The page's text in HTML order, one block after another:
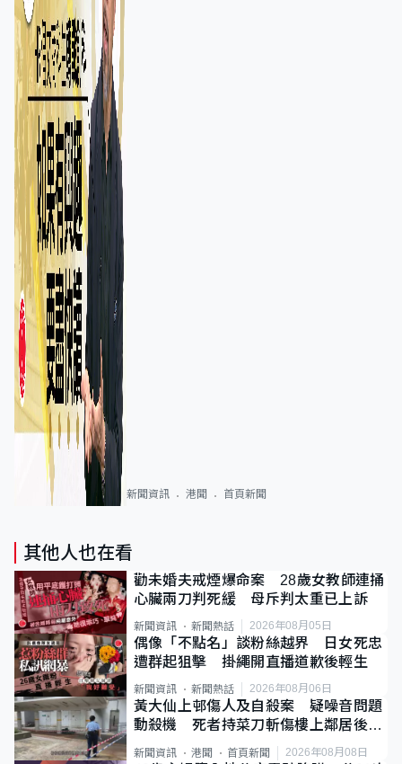
新聞資訊 港聞 首頁新聞
其他人也在看
勸未婚夫戒煙爆命案 28歲女教師連捅
心臟兩刀判死緩 母斥判太重已上訴
新聞資訊 新聞熱話 2026年08月05日
偶像「不點名」談粉絲越界 日女死忠
遭群起狙擊 掛繩開直播道歉後輕生
新聞資訊 新聞熱話 2026年08月06日
黃大仙上邨傷人及自殺案 疑噪音問題
動殺機 死者持菜刀斬傷樓上鄰居後墮
新聞資訊 港聞 首頁新聞 2026年08月08日